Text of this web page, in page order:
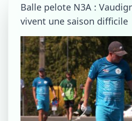
Balle pelote N3A :
vivent une saison difficile